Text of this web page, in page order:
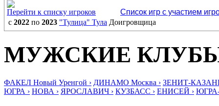
Перейти к списку игроков
Список игр с участием
с 2022 по 2023 "Тулица" Тула Доигровщица
МУЖСКИЕ
ФАКЕЛ Новый Уренгой › ДИНАМО Москва › ЗЕНИТ-
ЮГРА › НОВА › ЯРОСЛАВИЧ › КУЗБАСС › ЕНИСЕЙ ›